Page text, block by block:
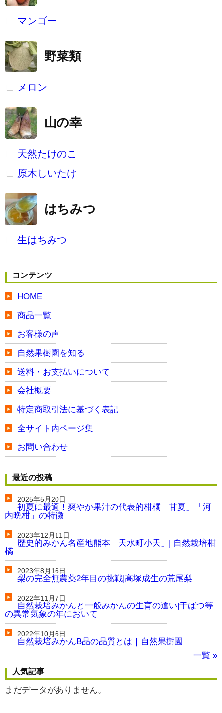
マンゴー
野菜類
メロン
山の幸
天然たけのこ
原木しいたけ
はちみつ
生はちみつ
コンテンツ
HOME
商品一覧
お客様の声
自然果樹園を知る
送料・お支払いについて
会社概要
特定商取引法に基づく表記
全サイト内ページ集
お問い合わせ
最近の投稿
2025年5月20日
初夏に最適！爽やか果汁の代表的柑橘「甘夏」「河
内晩柑」の特徴
2023年12月11日
歴史的みかん名産地熊本「天水町小天」| 自然栽培柑
橘
2023年8月16日
梨の完全無農薬2年目の挑戦|高塚成生の荒尾梨
2022年11月7日
自然栽培みかんと一般みかんの生育の違い|干ばつ等
の異常気象の年において
2022年10月6日
自然栽培みかんB品の品質とは｜自然果樹園
一覧 »
人気記事
まだデータがありません。